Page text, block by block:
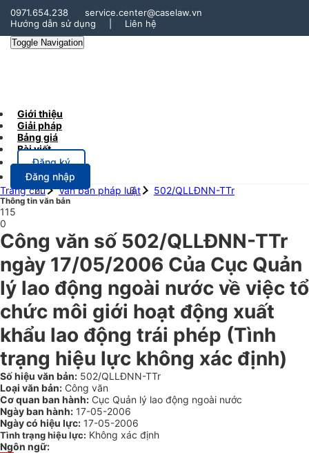
0971.654.238
service.center@caselaw.vn
Hướng dẫn sử dụng
Liên hệ
Toggle Navigation
Giới thiệu
Giải pháp
Bảng giá
Bài viết
Đăng ký
Đăng nhập
Trang chủ
Văn bản pháp luật 502/QLLĐNN-TTr
Thông tin văn bản
115
0
Công văn số 502/QLLĐNN-TTr
ngày 17/05/2006 Của Cục Quản
lý lao động ngoài nước về việc tổ
chức môi giới hoạt động xuất
khẩu lao động trái phép (Tình
trạng hiệu lực không xác định)
Số hiệu văn bản: 502/QLLĐNN-TTr
Loại văn bản: Công văn
Cơ quan ban hành: Cục Quản lý lao động ngoài nước
Ngày ban hành: 17-05-2006
Ngày có hiệu lực: 17-05-2006
Tình trạng hiệu lực: Không xác định
Ngôn ngữ: